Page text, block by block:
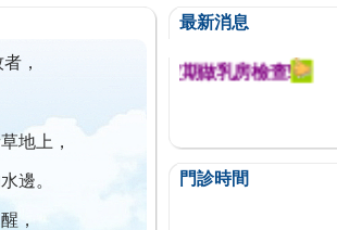
，
地上，
邊。
，
最新消息
乳癌患者,提醒您定期做乳房檢查!
門診時間